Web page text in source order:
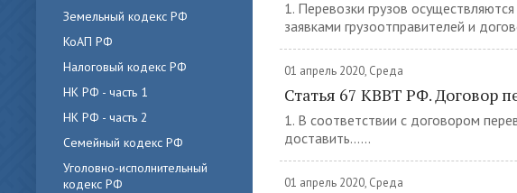
Земельный кодекс РФ
КоАП РФ
Налоговый кодекс РФ
НК РФ - часть 1
НК РФ - часть 2
Семейный кодекс РФ
Уголовно-исполнительный
кодекс РФ
1. Перевозки грузов
заявками грузоотправителей и
01 апрель 2020, Среда
Статья 67 КВВТ РФ. Договор
1. В соответствии с договором
доставить......
01 апрель 2020, Среда